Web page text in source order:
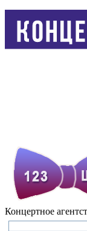
Концертное